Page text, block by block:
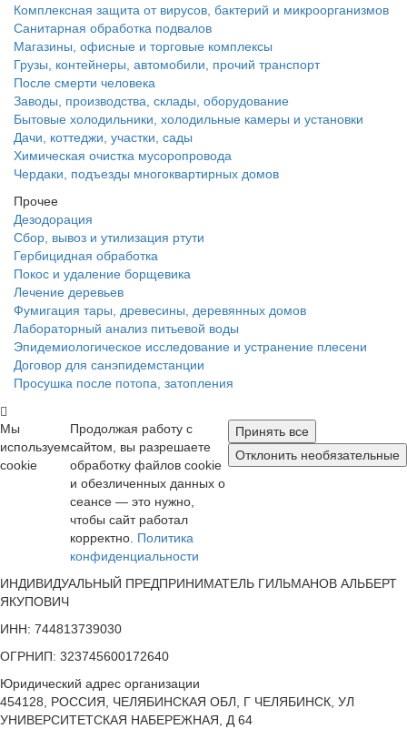
Комплексная защита от вирусов, бактерий и микроорганизмов
Санитарная обработка подвалов
Магазины, офисные и торговые комплексы
Грузы, контейнеры, автомобили, прочий транспорт
После смерти человека
Заводы, производства, склады, оборудование
Бытовые холодильники, холодильные камеры и установки
Дачи, коттеджи, участки, сады
Химическая очистка мусоропровода
Чердаки, подъезды многоквартирных домов
Прочее
Дезодорация
Сбор, вывоз и утилизация ртути
Гербицидная обработка
Покос и удаление борщевика
Лечение деревьев
Фумигация тары, древесины, деревянных домов
Лабораторный анализ питьевой воды
Эпидемиологическое исследование и устранение плесени
Договор для санэпидемстанции
Просушка после потопа, затопления
Мы
используем
cookie
Продолжая работу с
сайтом, вы разрешаете
обработку файлов cookie
и обезличенных данных о
сеансе — это нужно,
чтобы сайт работал
корректно. Политика
конфиденциальности
Принять все
Отклонить необязательные
ИНДИВИДУАЛЬНЫЙ ПРЕДПРИНИМАТЕЛЬ ГИЛЬМАНОВ АЛЬБЕРТ
ЯКУПОВИЧ
ИНН: 744813739030
ОГРНИП: 323745600172640
Юридический адрес организации
454128, РОССИЯ, ЧЕЛЯБИНСКАЯ ОБЛ, Г ЧЕЛЯБИНСК, УЛ
УНИВЕРСИТЕТСКАЯ НАБЕРЕЖНАЯ, Д 64